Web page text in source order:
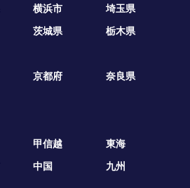
横浜市
埼玉県
茨城県 栃木県
京都府
奈良県
甲信越
東海
中国 九州